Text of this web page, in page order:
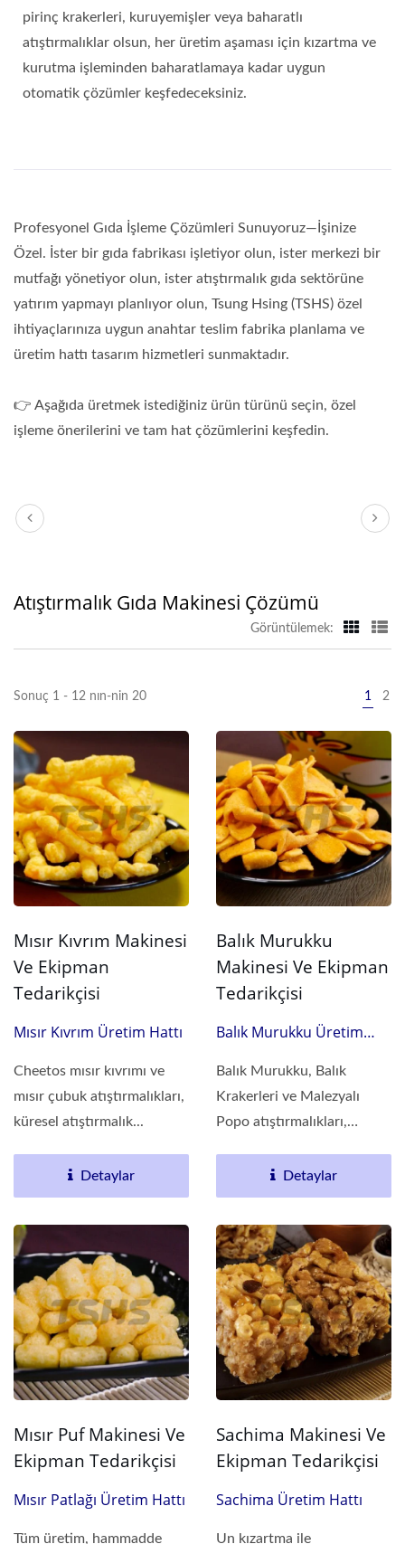
pirinç krakerleri, kuruyemişler veya baharatlı
atıştırmalıklar olsun, her üretim aşaması için kızartma ve
kurutma işleminden baharatlamaya kadar uygun
otomatik çözümler keşfedeceksiniz.
Profesyonel Gıda İşleme Çözümleri Sunuyoruz—İşinize
Özel. İster bir gıda fabrikası işletiyor olun, ister merkezi bir
mutfağı yönetiyor olun, ister atıştırmalık gıda sektörüne
yatırım yapmayı planlıyor olun, Tsung Hsing (TSHS) özel
ihtiyaçlarınıza uygun anahtar teslim fabrika planlama ve
üretim hattı tasarım hizmetleri sunmaktadır.
👉 Aşağıda üretmek istediğiniz ürün türünü seçin, özel
işleme önerilerini ve tam hat çözümlerini keşfedin.
Atıştırmalık Gıda Makinesi Çözümü
Görüntülemek:
Sonuç 1 - 12 nın-nin 20 1 2
Mısır Kıvrım Makinesi
Ve Ekipman
Tedarikçisi
Mısır Kıvrım Üretim Hattı
Cheetos mısır kıvrımı ve
mısır çubuk atıştırmalıkları,
küresel atıştırmalık...
Detaylar
Balık Murukku
Makinesi Ve Ekipman
Tedarikçisi
Balık Murukku Üretim
Balık Murukku, Balık
Krakerleri ve Malezyalı
Popo atıştırmalıkları,
Detaylar
Mısır Puf Makinesi Ve
Ekipman Tedarikçisi
Mısır Patlağı Üretim Hattı
Tüm üretim, hammadde
Sachima Makinesi Ve
Ekipman Tedarikçisi
Sachima Üretim Hattı
Un kızartma ile